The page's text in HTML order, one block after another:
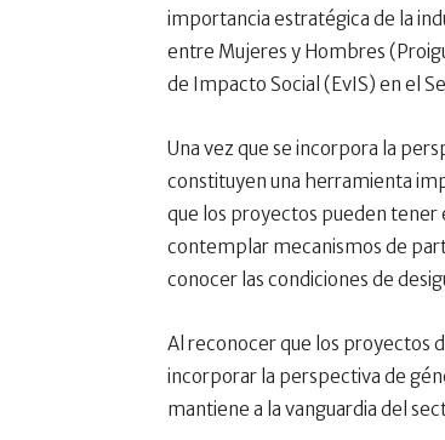
importancia estratégica de la
entre Mujeres y Hombres
de Impacto Social (EvIS) en el
Una vez que se incorpora la
constituyen una herramienta
que los proyectos pueden tener
contemplar mecanismos de
conocer las condiciones de
Al reconocer que los proyectos
incorporar la perspectiva de
mantiene a la vanguardia del